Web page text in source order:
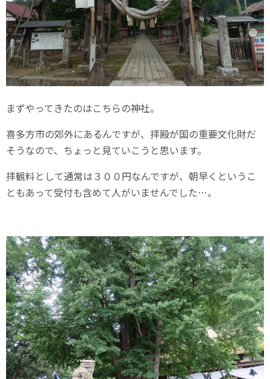
まずやってきたのはこちらの神社。
喜多方市の郊外にあるんですが、拝殿が国の重要文化財だ
そうなので、ちょっと見ていこうと思います。
拝観料として通常は３００円なんですが、朝早くというこ
ともあって受付も含めて人がいませんでした…。